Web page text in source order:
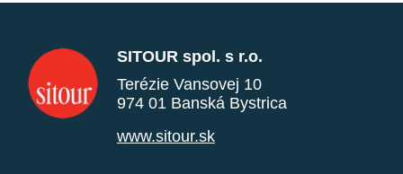
SITOUR spol. s r.o.
Terézie Vansovej 10
974 01 Banská Bystrica
www.sitour.sk